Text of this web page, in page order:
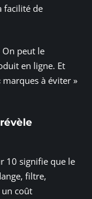
facilité de
On peut le
en ligne. Et
à éviter »
10 signifie que le
filtre,
un coût